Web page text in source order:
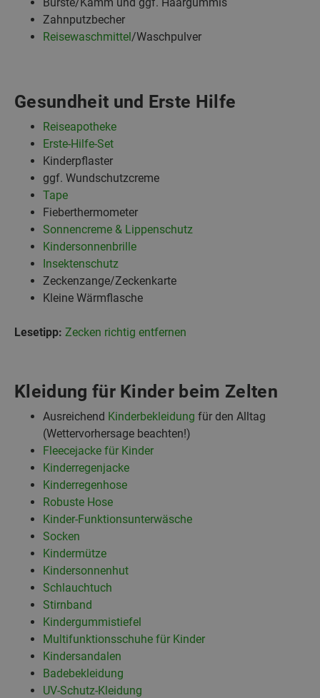
Zahnputzbecher
Reisewaschmittel/Waschpulver
Gesundheit und Erste Hilfe
Reiseapotheke
Erste-Hilfe-Set
Kinderpflaster
ggf. Wundschutzcreme
Tape
Fieberthermometer
Sonnencreme & Lippenschutz
Kindersonnenbrille
Insektenschutz
Zeckenzange/Zeckenkarte
Kleine Wärmflasche
Lesetipp: Zecken richtig entfernen
Kleidung für Kinder beim Zelten
Ausreichend Kinderbekleidung für den Alltag
(Wettervorhersage beachten!)
Fleecejacke für Kinder
Kinderregenjacke
Kinderregenhose
Robuste Hose
Kinder-Funktionsunterwäsche
Socken
Kindermütze
Kindersonnenhut
Schlauchtuch
Stirnband
Kindergummistiefel
Multifunktionsschuhe für Kinder
Kindersandalen
Badebekleidung
UV-Schutz-Kleidung